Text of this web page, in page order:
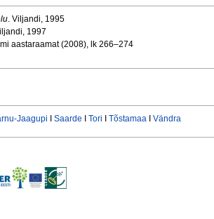
. Viljandi, 1995
1997
aastaraamat (2008), lk 266–274
Jaagupi Saarde Tori Tõstamaa Vändra